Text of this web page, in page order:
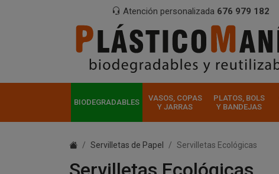
Atención personalizada 676 979 182
BIODEGRADABLES
VASOS, COPAS
Y JARRAS
PLATOS, BOLS
Y BANDEJAS
Servilletas de Papel Servilletas Ecológicas